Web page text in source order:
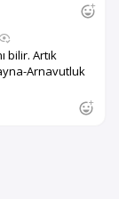
bilir. Artık
Arnavutluk